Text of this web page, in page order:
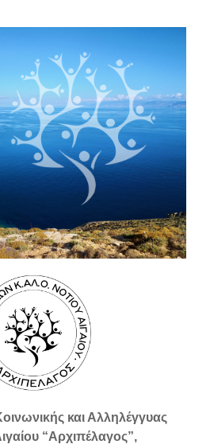
και Αλληλέγγυας
“Αρχιπέλαγος”,